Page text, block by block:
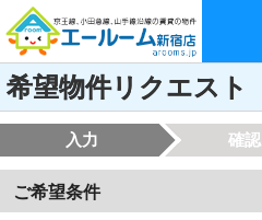
希望物件リクエスト
入力 確認
ご希望条件